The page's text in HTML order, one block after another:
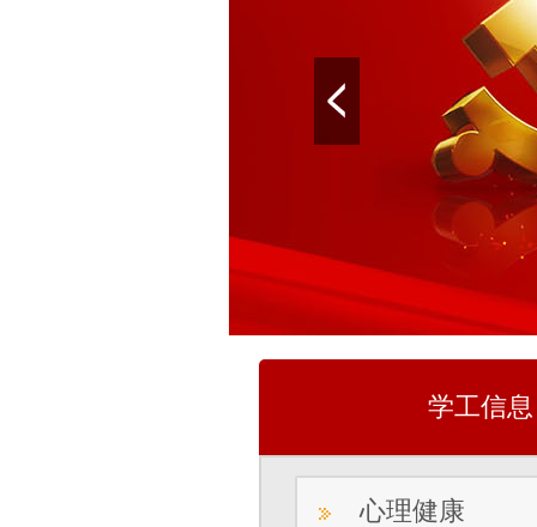
学工信息
心理健康